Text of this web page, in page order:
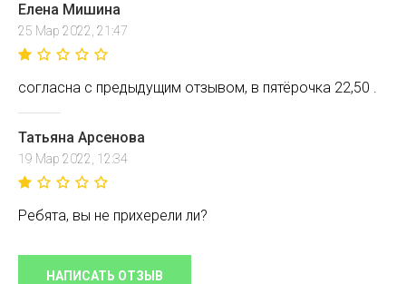
Елена Мишина
25 Мар 2022, 21:47
согласна с предыдущим отзывом, в пятёрочка 22,50 .
Татьяна Арсенова
19 Мар 2022, 12:34
Ребята, вы не прихерели ли?
НАПИСАТЬ ОТЗЫВ